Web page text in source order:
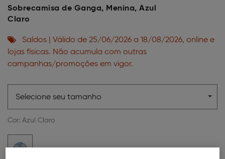
Sobrecamisa de Ganga, Menina, Azul
Claro
Saldos | Válido de 25/06/2026 a 18/08/2026, online e
lojas físicas. Não acumula com outras
campanhas/promoções em vigor.
Selecione seu tamanho
Cor: Azul Claro